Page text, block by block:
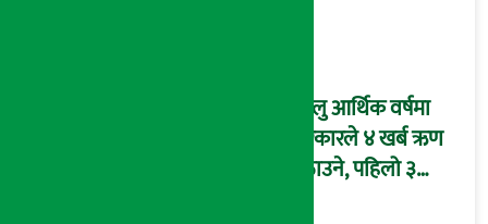
चालु आर्थिक वर्षमा
सरकारले ४ खर्ब ऋण
उठाउने, पहिलो ३